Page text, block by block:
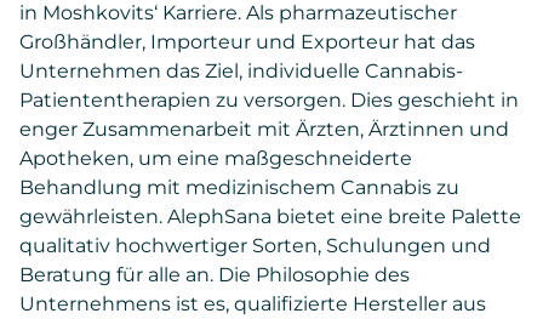
in Moshkovits‘ Karriere. Als pharmazeutischer
Großhändler, Importeur und Exporteur hat das
Unternehmen das Ziel, individuelle Cannabis-
Patiententherapien zu versorgen. Dies geschieht in
enger Zusammenarbeit mit Ärzten, Ärztinnen und
Apotheken, um eine maßgeschneiderte
Behandlung mit medizinischem Cannabis zu
gewährleisten. AlephSana bietet eine breite Palette
qualitativ hochwertiger Sorten, Schulungen und
Beratung für alle an. Die Philosophie des
Unternehmens ist es, qualifizierte Hersteller aus